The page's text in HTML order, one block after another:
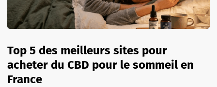
Top 5 des meilleurs sites pour
acheter du CBD pour le sommeil en
France